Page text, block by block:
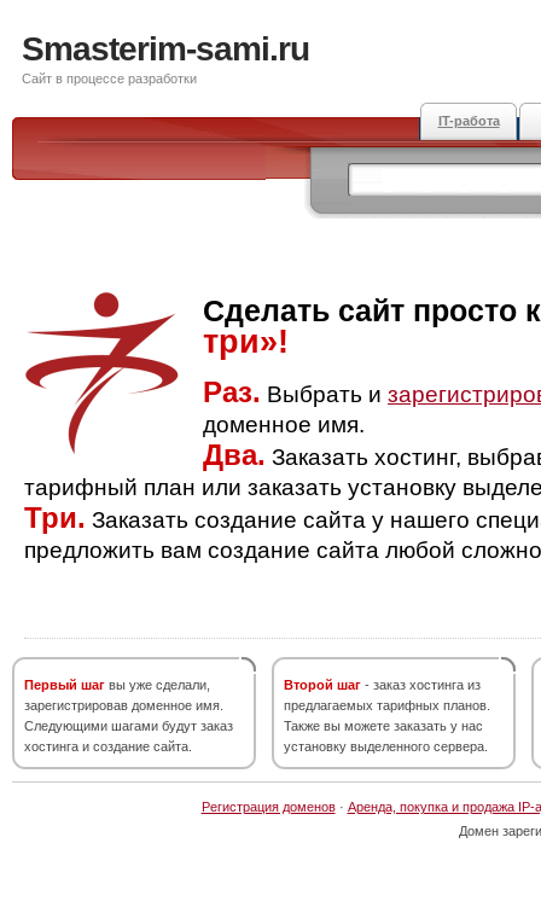
Smasterim-sami.ru
Сайт в процессе разработки
IT-работа
Сделать сайт просто
три»!
Раз. Выбрать и
доменное имя.
Два. Заказать хостинг,
тарифный план или заказать установку
Три. Заказать создание сайта у нашего
предложить вам создание сайта любой
Первый шаг вы уже сделали,
зарегистрировав доменное имя.
Следующими шагами будут заказ
хостинга и создание сайта.
Второй шаг - заказ хостинга из
предлагаемых тарифных планов.
Также вы можете заказать у нас
установку выделенного сервера.
Регистрация доменов· Аренда, покупка и продажа IP-
Домен